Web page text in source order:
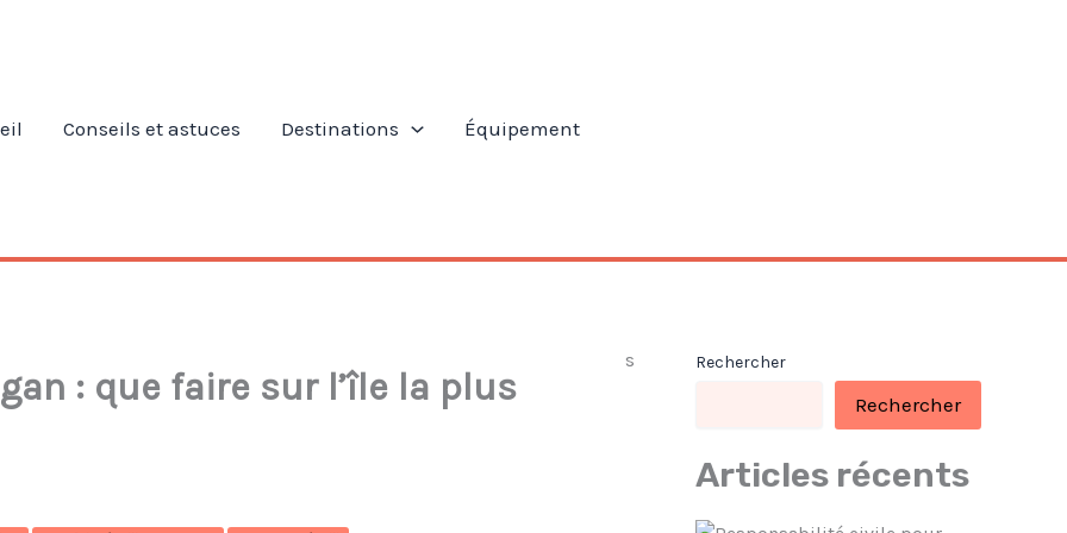
Conseils et astuces Destinations Équipement
: que faire sur l’île la plus
Rechercher
Rechercher
Articles récents